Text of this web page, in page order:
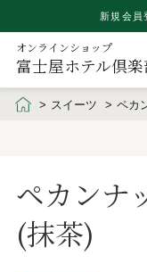
新規会員
オンラインショップ
富士屋ホテル倶楽
スイーツ ペカ
ペカンナ
(抹茶)